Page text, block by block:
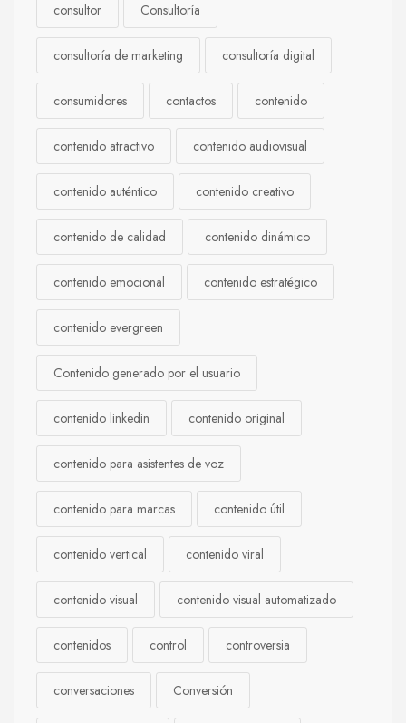
consultor Consultoría
consultoría de marketing consultoría digital
consumidores contactos contenido
contenido atractivo contenido audiovisual
contenido auténtico contenido creativo
contenido de calidad contenido dinámico
contenido emocional contenido estratégico
contenido evergreen
Contenido generado por el usuario
contenido linkedin contenido original
contenido para asistentes de voz
contenido para marcas contenido útil
contenido vertical contenido viral
contenido visual contenido visual automatizado
contenidos control controversia
conversaciones Conversión